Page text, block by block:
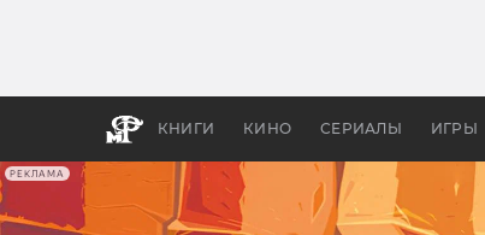
РЕКЛАМА
КНИГИ КИНО СЕРИАЛЫ ИГРЫ